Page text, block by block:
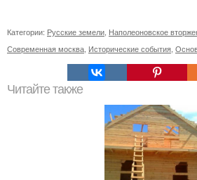
Категории: Русские земели Наполеоновское
Современная москва Исторические события
Читайте также